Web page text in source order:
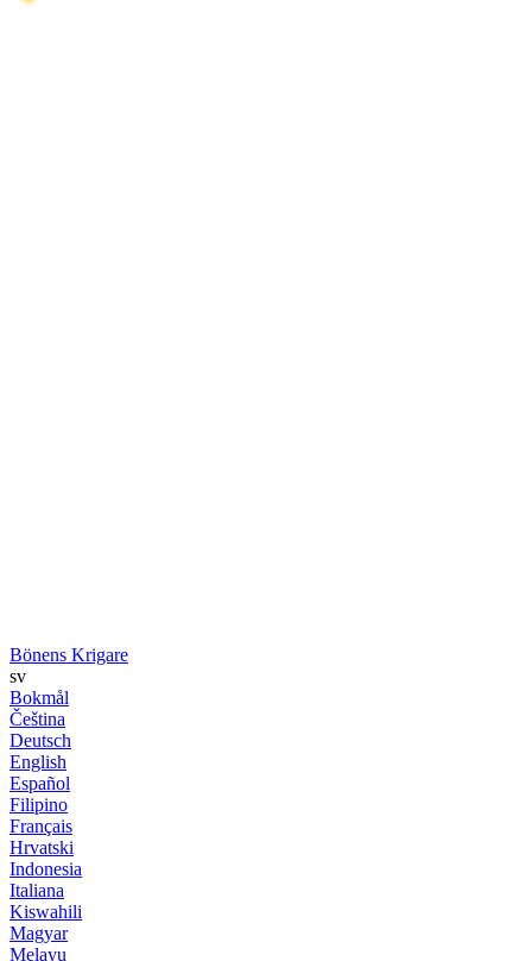
Bönens Krigare
sv
Bokmål
Čeština
Deutsch
English
Español
Filipino
Français
Hrvatski
Indonesia
Italiana
Kiswahili
Magyar
Melayu